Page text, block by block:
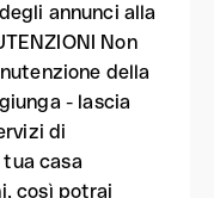
annunci alla
Non
della
- lascia
di
casa
così potrai